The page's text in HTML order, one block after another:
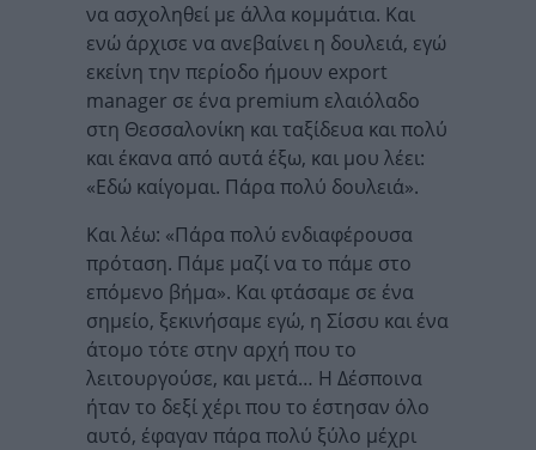
να ασχοληθεί με άλλα κομμάτια. Και
ενώ άρχισε να ανεβαίνει η δουλειά, εγώ
εκείνη την περίοδο ήμουν export
manager σε ένα premium ελαιόλαδο
στη Θεσσαλονίκη και ταξίδευα και πολύ
και έκανα από αυτά έξω, και μου λέει:
«Εδώ καίγομαι. Πάρα πολύ δουλειά».
Και λέω: «Πάρα πολύ ενδιαφέρουσα
πρόταση. Πάμε μαζί να το πάμε στο
επόμενο βήμα». Και φτάσαμε σε ένα
σημείο, ξεκινήσαμε εγώ, η Σίσσυ και ένα
άτομο τότε στην αρχή που το
λειτουργούσε, και μετά… Η Δέσποινα
ήταν το δεξί χέρι που το έστησαν όλο
αυτό, έφαγαν πάρα πολύ ξύλο μέχρι